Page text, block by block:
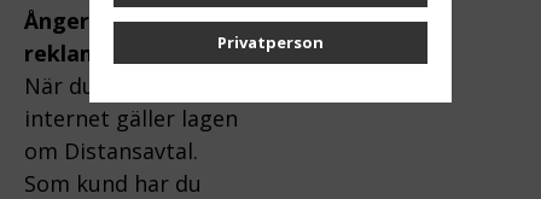
Ångerrätt och
reklamation:
När du handlar via
internet gäller lagen
om Distansavtal.
Som kund har du
Privatperson